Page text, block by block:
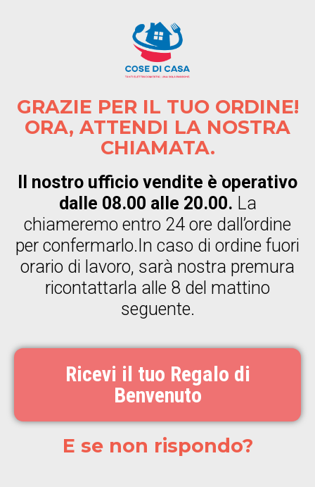
GRAZIE PER IL TUO ORDINE!
ORA, ATTENDI LA NOSTRA
CHIAMATA.
Il nostro ufficio vendite è operativo
dalle 08.00 alle 20.00. La
chiameremo entro 24 ore dall’ordine
per confermarlo.In caso di ordine fuori
orario di lavoro, sarà nostra premura
ricontattarla alle 8 del mattino
seguente.
Ricevi il tuo Regalo di
Benvenuto
E se non rispondo?